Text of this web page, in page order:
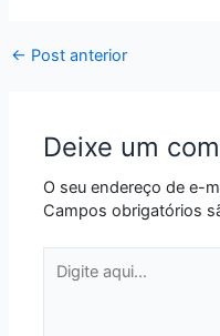
← Post anterior
Deixe um
O seu endereço de e-
Campos obrigatórios
aqui...